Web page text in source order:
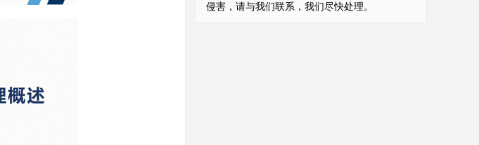
侵害，请与我们联系，我们尽快处理。